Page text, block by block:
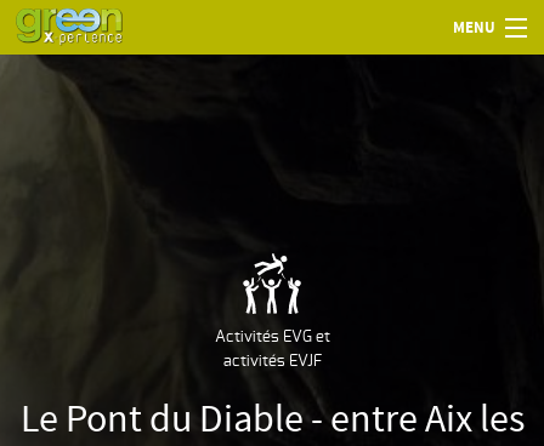
MENU
Activités EVG et
activités EVJF
Le Pont du Diable - entre Aix les